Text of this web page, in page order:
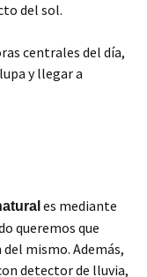
del sol.
centrales del día,
y llegar a
es mediante
queremos que
mismo. Además,
detector de lluvia,